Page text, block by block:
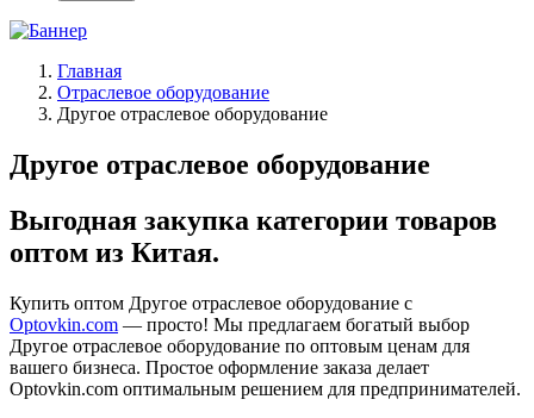
Главная
Отраслевое оборудование
Другое отраслевое оборудование
Другое отраслевое оборудование
Выгодная закупка категории товаров
оптом из Китая.
Купить оптом Другое отраслевое оборудование с
Optovkin.com — просто! Мы предлагаем богатый выбор
Другое отраслевое оборудование по оптовым ценам для
вашего бизнеса. Простое оформление заказа делает
Optovkin.com оптимальным решением для предпринимателей.